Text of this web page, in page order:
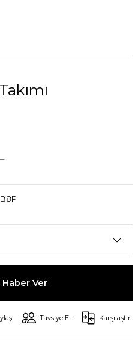
Ver
Tavsiye Et Karşılaştır